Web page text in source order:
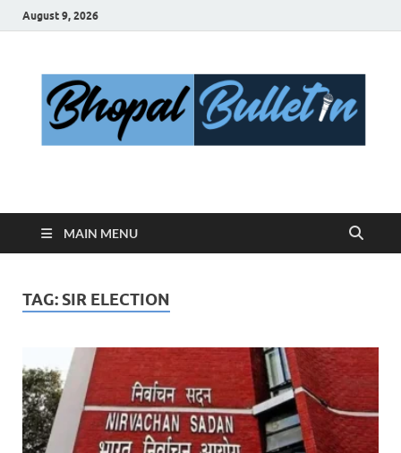
August 9, 2026
Bhopal Bulletin
MAIN MENU
TAG: SIR ELECTION